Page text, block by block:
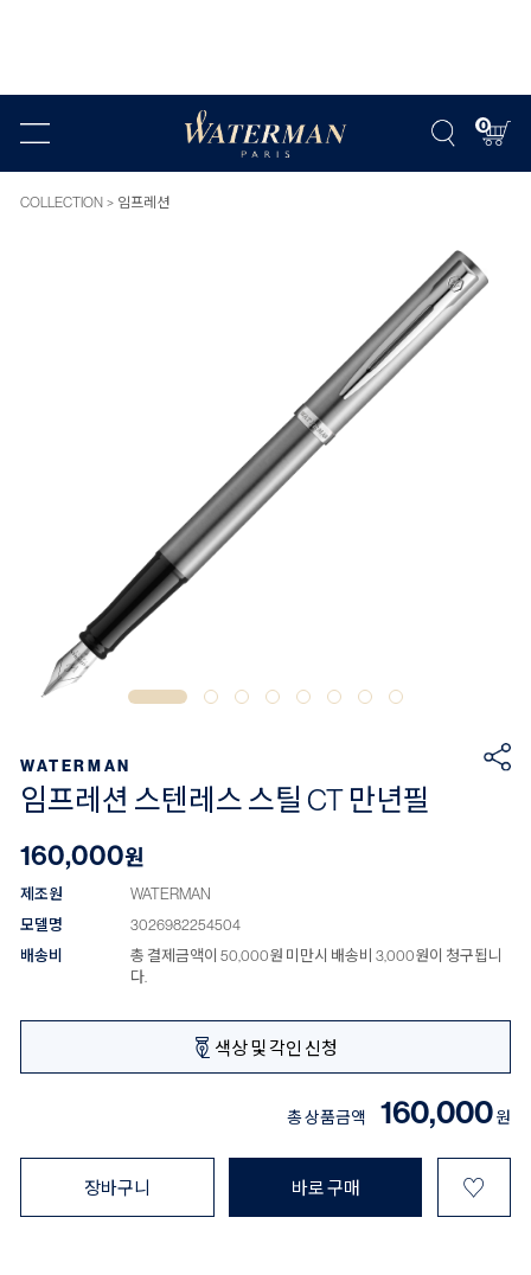
0
COLLECTION 임프레션
WATERMAN
임프레션 스텐레스 스틸 CT 만년필
160,000원
제조원
WATERMAN
모델명
3026982254504
배송비
총 결제금액이 50,000원 미만시 배송비 3,000원이 청구됩니
다.
색상 및 각인 신청
총 상품금액 160,000원
장바구니 바로 구매 ♡